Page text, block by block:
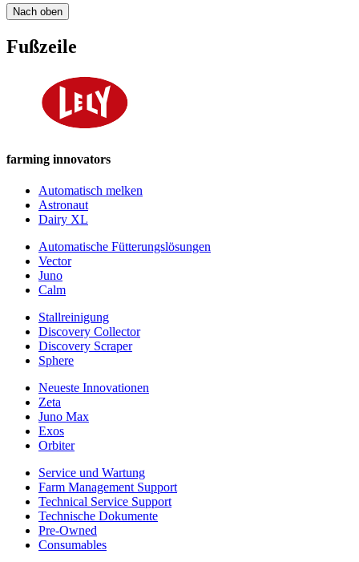
Nach oben
Fußzeile
farming innovators
Automatisch melken
Astronaut
Dairy XL
Automatische Fütterungslösungen
Vector
Juno
Calm
Stallreinigung
Discovery Collector
Discovery Scraper
Sphere
Neueste Innovationen
Zeta
Juno Max
Exos
Orbiter
Service und Wartung
Farm Management Support
Technical Service Support
Technische Dokumente
Pre-Owned
Consumables